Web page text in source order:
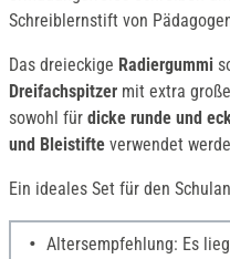
Schreiblernstift von
Das dreieckige Radiergummi
Dreifachspitzer mit extra
sowohl für dicke runde und
und Bleistifte verwendet
Ein ideales Set für den
Altersempfehlung: Es